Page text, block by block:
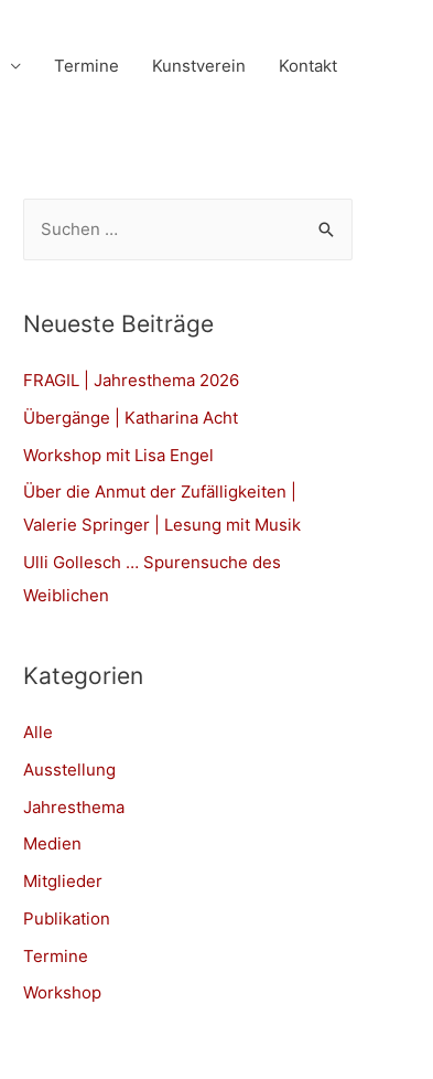
Termine Kunstverein Kontakt
h
n
n
a
c
Neueste Beiträge
FRAGIL | Jahresthema 2026
Übergänge | Katharina Acht
Workshop mit Lisa Engel
Über die Anmut der Zufälligkeiten |
Valerie Springer | Lesung mit Musik
Ulli Gollesch … Spurensuche des
Weiblichen
Kategorien
Alle
Ausstellung
Jahresthema
Medien
Mitglieder
Publikation
Termine
Workshop